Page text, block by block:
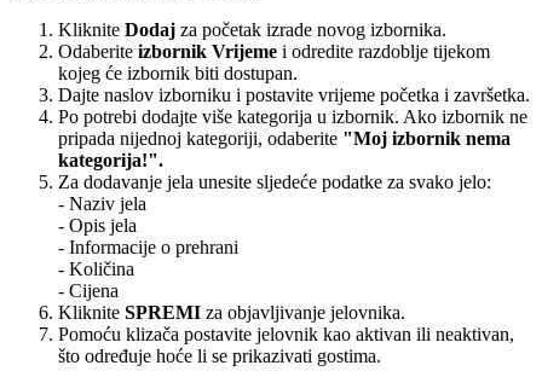
Kliknite Dodaj za početak izrade novog izbornika.
Odaberite izbornik Vrijeme i odredite razdoblje tijekom
kojeg će izbornik biti dostupan.
Dajte naslov izborniku i postavite vrijeme početka i završetka.
Po potrebi dodajte više kategorija u izbornik. Ako izbornik ne
pripada nijednoj kategoriji, odaberite "Moj izbornik nema
kategorija!".
Za dodavanje jela unesite sljedeće podatke za svako jelo:
- Naziv jela
- Opis jela
- Informacije o prehrani
- Količina
- Cijena
Kliknite SPREMI za objavljivanje jelovnika.
Pomoću klizača postavite jelovnik kao aktivan ili neaktivan,
što određuje hoće li se prikazivati gostima.